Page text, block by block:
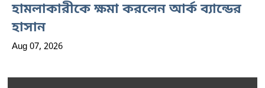
হামলাকারীকে ক্ষমা করলেন আর্ক ব্যান্ডের
হাসান
Aug 07, 2026